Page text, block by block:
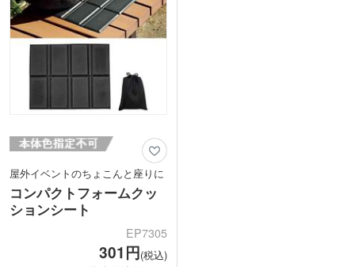
屋外イベントのちょこんと座りに
コンパクトフォームクッ
ションシート
EP7305
301円(税込)